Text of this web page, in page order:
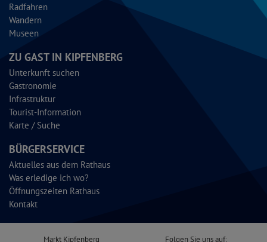
Radfahren
Wandern
Museen
ZU GAST IN KIPFENBERG
Unterkunft suchen
Gastronomie
Infrastruktur
Tourist-Information
Karte / Suche
BÜRGERSERVICE
Aktuelles aus dem Rathaus
Was erledige ich wo?
Öffnungszeiten Rathaus
Kontakt
Markt Kipfenberg Folgen Sie uns auf: